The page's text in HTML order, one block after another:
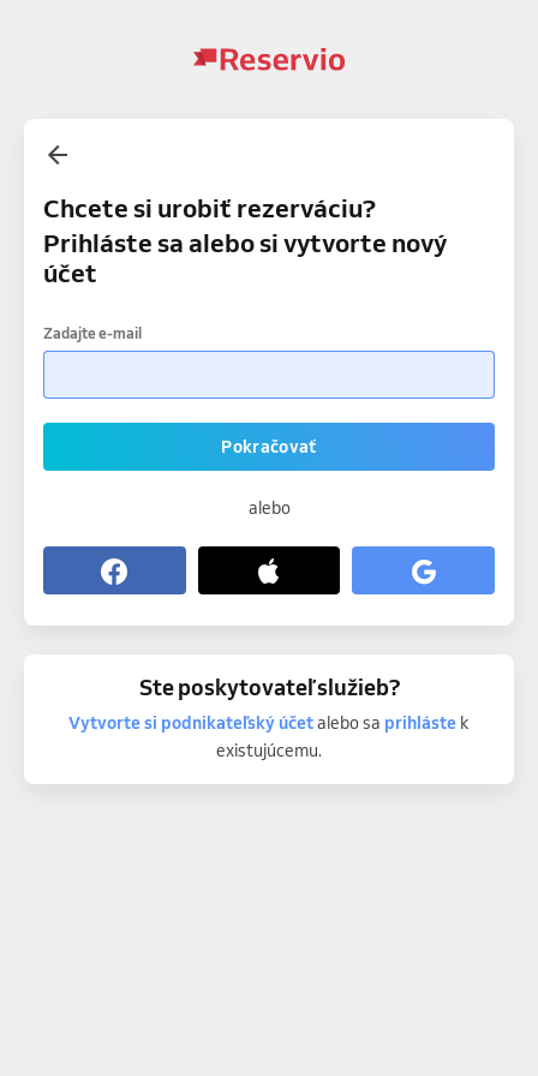
Chcete si urobiť rezerváciu?
Prihláste sa alebo si vytvorte nový
účet
Zadajte e-mail
Pokračovať
alebo
Ste poskytovateľ služieb?
Vytvorte si podnikateľský účetalebo sa prihláste k
existujúcemu.